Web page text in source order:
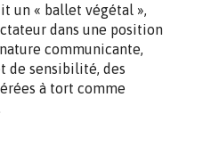
un « ballet végétal »,
dans une position
communicante,
de sensibilité, des
à tort comme